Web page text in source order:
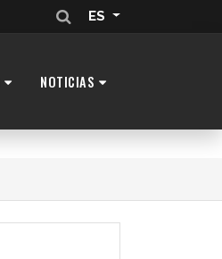
ES
NOTICIAS